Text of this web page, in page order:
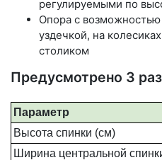
регулируемыми по
Опора с
уздечкой, на
столиком
Предусмотрено 3
Параметр
Высота спинки (см)
Ширина центральной